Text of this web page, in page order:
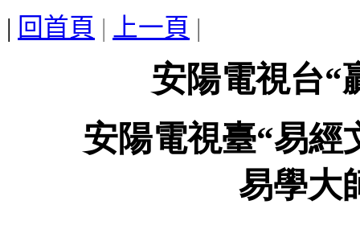
| 回首頁 | 上一頁 |
安陽電視台“
安陽電視臺“易經
易學大